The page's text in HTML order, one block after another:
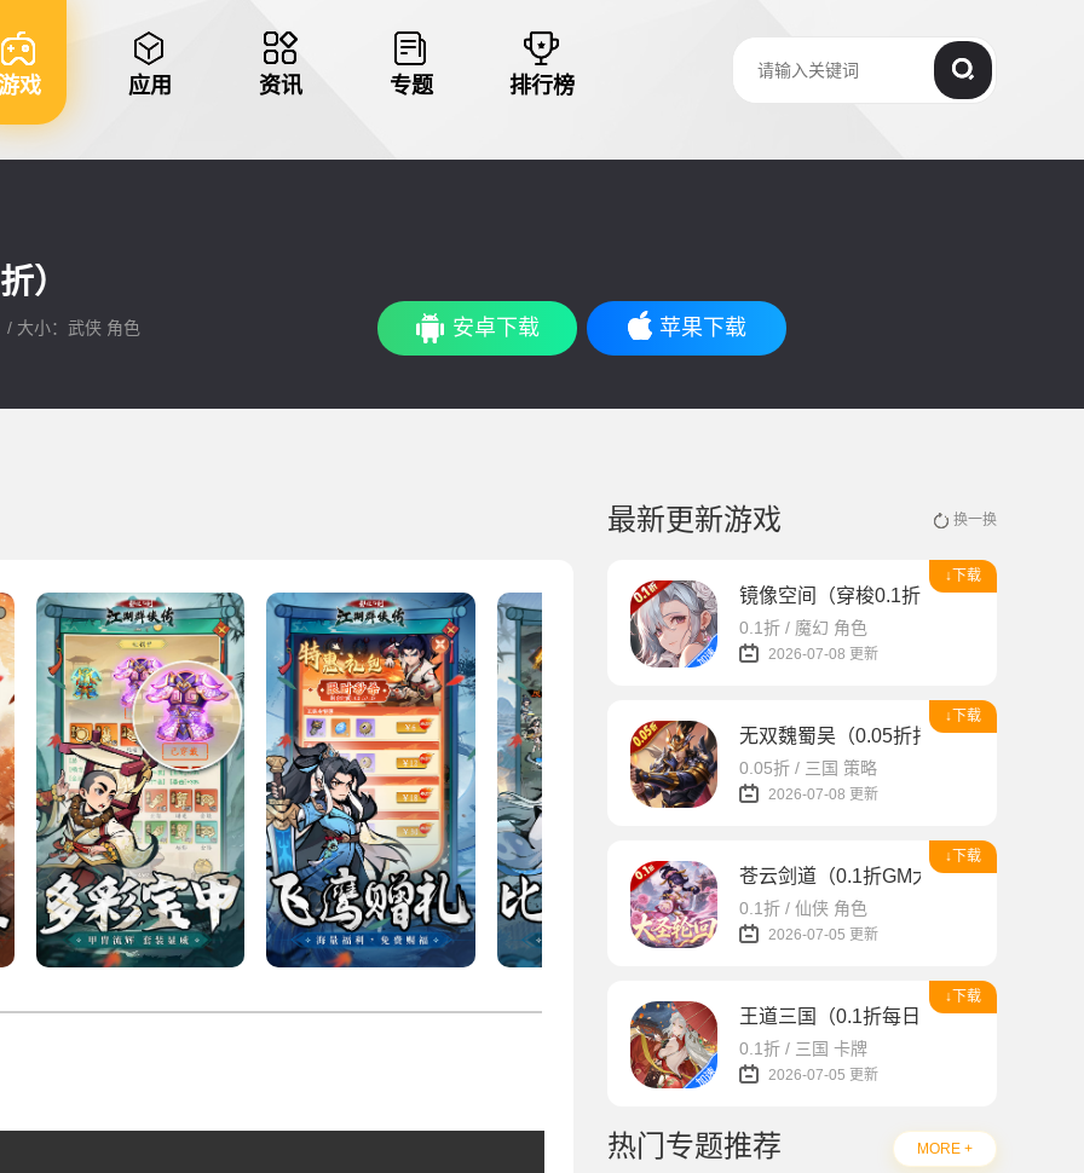
戏 应用 资讯 专题 排行榜
）
大小：武侠 角色 安卓下载 苹果下载
最新更新游戏 换一换
↓下载
镜像空间（穿梭0.1折异界悬空城）
0.1折 / 魔幻 角色
2026-07-08 更新
↓下载
无双魏蜀吴（0.05折打金爆真充）
0.05折 / 三国 策略
2026-07-08 更新
↓下载
苍云剑道（0.1折GM大圣轮回）
0.1折 / 仙侠 角色
2026-07-05 更新
↓下载
王道三国（0.1折每日送648）
0.1折 / 三国 卡牌
2026-07-05 更新
热门专题推荐 MORE +